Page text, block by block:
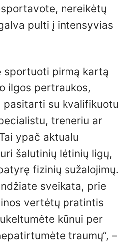
nereikėtų
pulti į intensyvias
sportuoti pirmą kartą
ilgos pertraukos,
pasitarti su kvalifikuotu
treneriu ar
ypač aktualu
šalutinių lėtinių ligų,
fizinių sužalojimų.
sveikata, prie
vertėtų pratintis
kūnui per
traumų“, –